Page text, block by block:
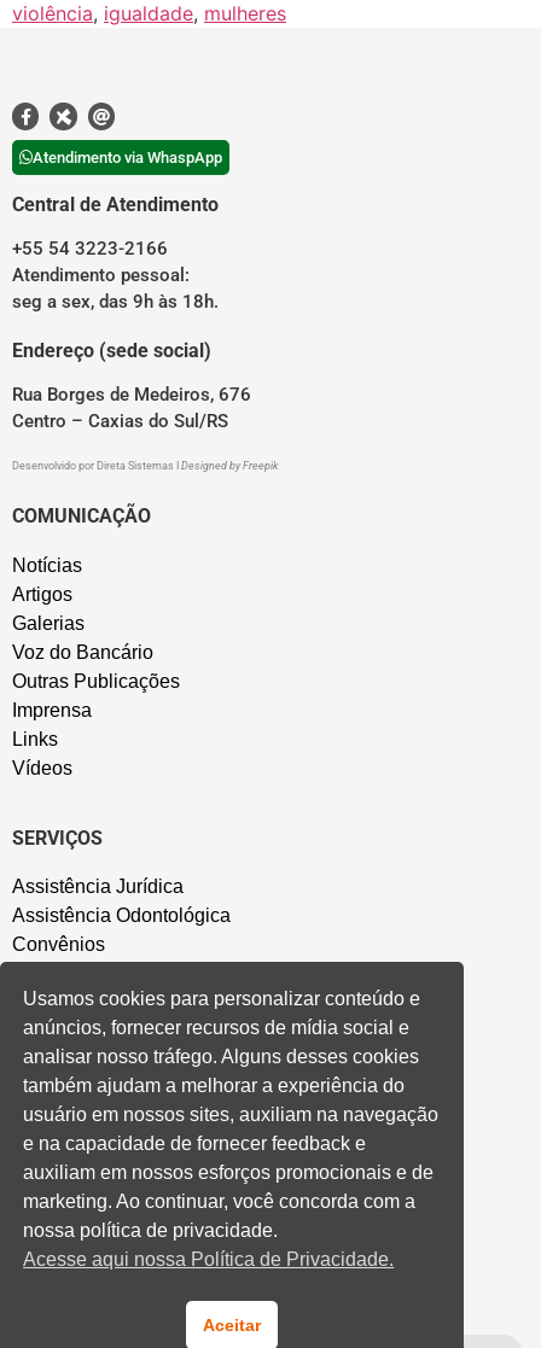
violência, igualdade, mulheres
Atendimento via WhaspApp
Central de Atendimento
+55 54 3223-2166
Atendimento pessoal:
seg a sex, das 9h às 18h.
Endereço (sede social)
Rua Borges de Medeiros, 676
Centro – Caxias do Sul/RS
Desenvolvido por Direta Sistemas Designed by Freepik
COMUNICAÇÃO
Notícias
Artigos
Galerias
Voz do Bancário
Outras Publicações
Imprensa
Links
Vídeos
SERVIÇOS
Assistência Jurídica
Assistência Odontológica
Convênios
Salão de Festa
Política de Privacidade
CONVENÇÃO COLETIVA E ACORDOS
Convenções Coletivas
Banco do Brasil
Caixa Econômica Federal
Banrisul
Privados
Cooperativas e Financeiras
Usamos cookies para personalizar conteúdo e
anúncios, fornecer recursos de mídia social e
analisar nosso tráfego. Alguns desses cookies
também ajudam a melhorar a experiência do
usuário em nossos sites, auxiliam na navegação
e na capacidade de fornecer feedback e
auxiliam em nossos esforços promocionais e de
marketing. Ao continuar, você concorda com a
nossa política de privacidade.
Acesse aqui nossa Política de Privacidade.
Aceitar